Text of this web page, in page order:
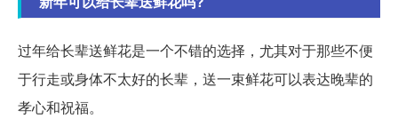
过年给长辈送鲜花是一个不错的选择，尤其对于那些不便
于行走或身体不太好的长辈，送一束鲜花可以表达晚辈的
孝心和祝福。